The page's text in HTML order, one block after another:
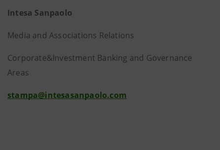
Intesa Sanpaolo
Media and Associations Relations
Corporate&Investment Banking and Governance
Areas
stampa@intesasanpaolo.com